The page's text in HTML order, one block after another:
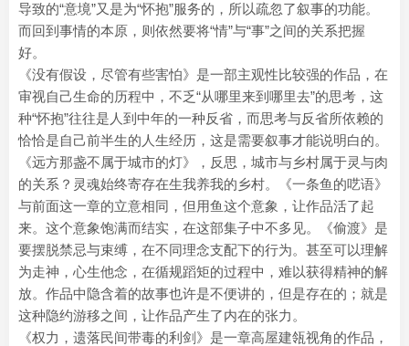
导致的“意境”又是为“怀抱”服务的，所以疏忽了叙事的功能。
而回到事情的本原，则依然要将“情”与“事”之间的关系把握
好。
《没有假设，尽管有些害怕》是一部主观性比较强的作品，在
审视自己生命的历程中，不乏“从哪里来到哪里去”的思考，这
种“怀抱”往往是人到中年的一种反省，而思考与反省所依赖的
恰恰是自己前半生的人生经历，这是需要叙事才能说明白的。
《远方那盏不属于城市的灯》，反思，城市与乡村属于灵与肉
的关系？灵魂始终寄存在生我养我的乡村。《一条鱼的呓语》
与前面这一章的立意相同，但用鱼这个意象，让作品活了起
来。这个意象饱满而结实，在这部集子中不多见。《偷渡》是
要摆脱禁忌与束缚，在不同理念支配下的行为。甚至可以理解
为走神，心生他念，在循规蹈矩的过程中，难以获得精神的解
放。作品中隐含着的故事也许是不便讲的，但是存在的；就是
这种隐约游移之间，让作品产生了内在的张力。
《权力，遗落民间带毒的利剑》是一章高屋建瓴视角的作品，